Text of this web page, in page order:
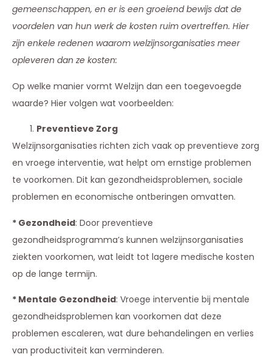
gemeenschappen, en er is een groeiend bewijs dat de
voordelen van hun werk de kosten ruim overtreffen. Hier
zijn enkele redenen waarom welzijnsorganisaties meer
opleveren dan ze kosten:
Op welke manier vormt Welzijn dan een toegevoegde
waarde? Hier volgen wat voorbeelden:
Preventieve Zorg
Welzijnsorganisaties richten zich vaak op preventieve zorg
en vroege interventie, wat helpt om ernstige problemen
te voorkomen. Dit kan gezondheidsproblemen, sociale
problemen en economische ontberingen omvatten.
* Gezondheid: Door preventieve
gezondheidsprogramma’s kunnen welzijnsorganisaties
ziekten voorkomen, wat leidt tot lagere medische kosten
op de lange termijn.
* Mentale Gezondheid: Vroege interventie bij mentale
gezondheidsproblemen kan voorkomen dat deze
problemen escaleren, wat dure behandelingen en verlies
van productiviteit kan verminderen.